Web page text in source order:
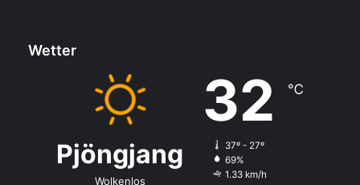
Wetter
Pjöngjang
Wolkenlos
32 ℃
37º - 27º
69%
1.33 km/h